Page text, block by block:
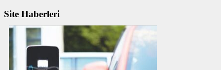
Site Haberleri